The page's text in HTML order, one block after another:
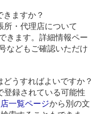
ますか？
所・代理店について
きます。詳細情報ペー
などもご確認いただけ
うすればよいですか？
登録されている可能性
一覧ページから別の文